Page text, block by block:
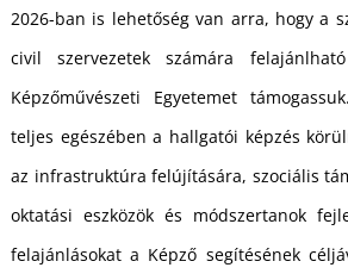
2026-ban is lehetőség van arra, hogy a
civil szervezetek számára
Képzőművészeti Egyetemet
teljes egészében a hallgatói képzés
az infrastruktúra felújítására, szociális
oktatási eszközök és módszertanok
felajánlásokat a Képző segítésének